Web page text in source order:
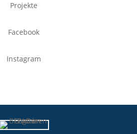
Projekte
Facebook
Instagram